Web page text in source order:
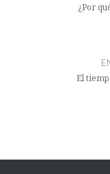
¿Por
El